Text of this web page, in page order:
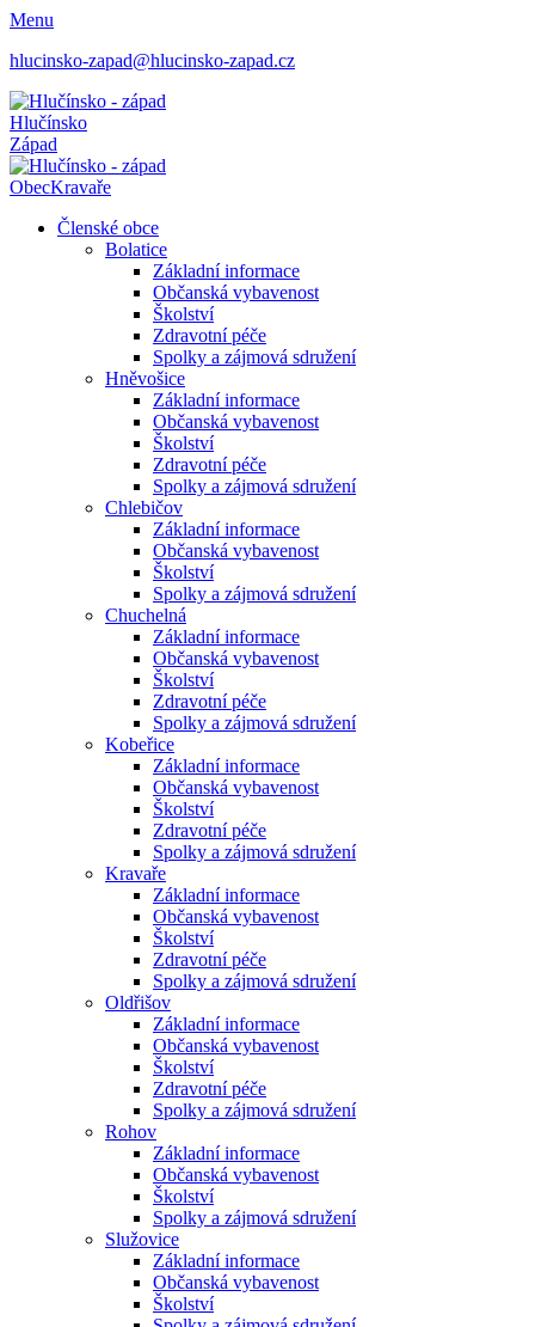
Menu
hlucinsko-zapad@hlucinsko-zapad.cz
Hlučínsko
Západ
ObecKravaře
Členské obce
Bolatice
Základní informace
Občanská vybavenost
Školství
Zdravotní péče
Spolky a zájmová sdružení
Hněvošice
Základní informace
Občanská vybavenost
Školství
Zdravotní péče
Spolky a zájmová sdružení
Chlebičov
Základní informace
Občanská vybavenost
Školství
Spolky a zájmová sdružení
Chuchelná
Základní informace
Občanská vybavenost
Školství
Zdravotní péče
Spolky a zájmová sdružení
Kobeřice
Základní informace
Občanská vybavenost
Školství
Zdravotní péče
Spolky a zájmová sdružení
Kravaře
Základní informace
Občanská vybavenost
Školství
Zdravotní péče
Spolky a zájmová sdružení
Oldřišov
Základní informace
Občanská vybavenost
Školství
Zdravotní péče
Spolky a zájmová sdružení
Rohov
Základní informace
Občanská vybavenost
Školství
Spolky a zájmová sdružení
Služovice
Základní informace
Občanská vybavenost
Školství